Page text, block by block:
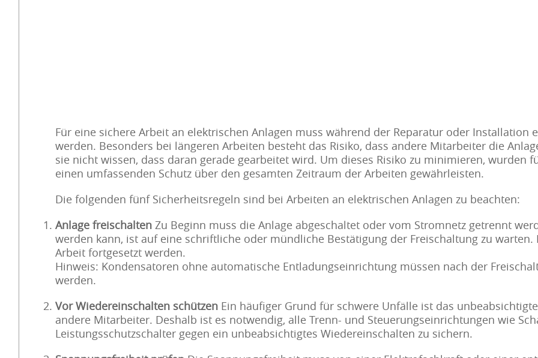
Für eine sichere Arbeit an elektrischen Anlagen muss während der Reparatur oder Installation
werden. Besonders bei längeren Arbeiten besteht das Risiko, dass andere Mitarbeiter die
sie nicht wissen, dass daran gerade gearbeitet wird. Um dieses Risiko zu minimieren, wurden
einen umfassenden Schutz über den gesamten Zeitraum der Arbeiten gewährleisten.
Die folgenden fünf Sicherheitsregeln sind bei Arbeiten an elektrischen Anlagen zu beachten:
Anlage freischalten Zu Beginn muss die Anlage abgeschaltet oder vom Stromnetz getrennt
werden kann, ist auf eine schriftliche oder mündliche Bestätigung der Freischaltung zu
Arbeit fortgesetzt werden.
Hinweis: Kondensatoren ohne automatische Entladungseinrichtung müssen nach der
werden.
Vor Wiedereinschalten schützen Ein häufiger Grund für schwere Unfälle ist das
andere Mitarbeiter. Deshalb ist es notwendig, alle Trenn- und Steuerungseinrichtungen wie
Leistungsschutzschalter gegen ein unbeabsichtigtes Wiedereinschalten zu sichern.